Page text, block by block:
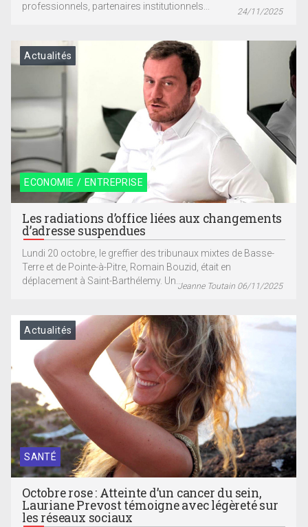
professionnels, partenaires institutionnels...
24/11/2025
ECONOMIE / ENTREPRISE
Actualités
Les radiations d’office liées aux changements
d’adresse suspendues
Lundi 20 octobre, le greffier des tribunaux mixtes de Basse-
Terre et de Pointe-à-Pitre, Romain Bouzid, était en
déplacement à Saint-Barthélemy. Un...Jeanne Toutain 06/11/2025
SANTÉ
Actualités
Octobre rose : Atteinte d’un cancer du sein,
Lauriane Prevost témoigne avec légèreté sur
les réseaux sociaux